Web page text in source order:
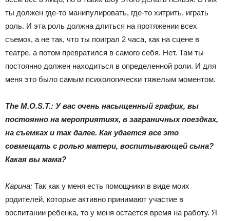
ты должен где-то манипулировать, где-то хитрить, играть
роль. И эта роль должна длиться на протяжении всех
съемок, а не так, что ты поиграл 2 часа, как на сцене в
театре, а потом превратился в самого себя. Нет. Там ты
постоянно должен находиться в определенной роли. И для
меня это было самым психологически тяжелым моментом.
The M.O.S.T.: У вас очень насыщенный график, вы
постоянно на мероприятиях, в заграничных поездках,
на съемках и так далее. Как удается все это
совмещать с ролью матери, воспитывающей сына?
Какая вы мама?
Карина: Так как у меня есть помощники в виде моих
родителей, которые активно принимают участие в
воспитании ребенка, то у меня остается время на работу. Я